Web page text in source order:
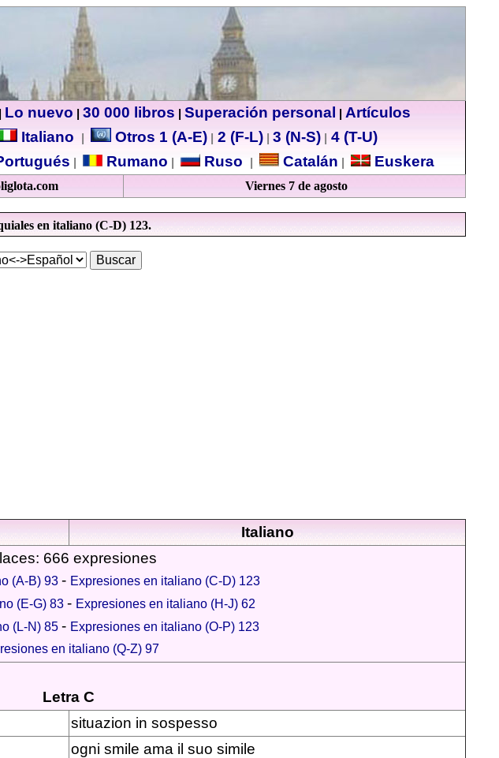
Lo nuevo 30 000 libros Superación personal
Artículos
Italiano Otros 1 (A-E) 2 (F-L) 3 (N-S)
4 (T-U)
Rumano Ruso Catalán Euskera
Viernes 7 de agosto
en italiano (C-D) 123.
Italiano
666 expresiones
(A-B) 93 - Expresiones en italiano (C-D) 123
(E-G) 83 - Expresiones en italiano (H-J) 62
(L-N) 85 - Expresiones en italiano (O-P) 123
en italiano (Q-Z) 97
Letra C
situazion in sospesso
ogni smile ama il suo simile